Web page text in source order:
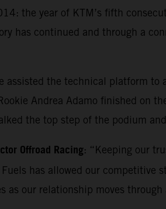
the year of KTM’s fifth
has continued and through a
assisted the technical platform
Andrea Adamo finished on
the top step of the podium
Offroad Racing: “Keeping our
has allowed our
as our relationship moves